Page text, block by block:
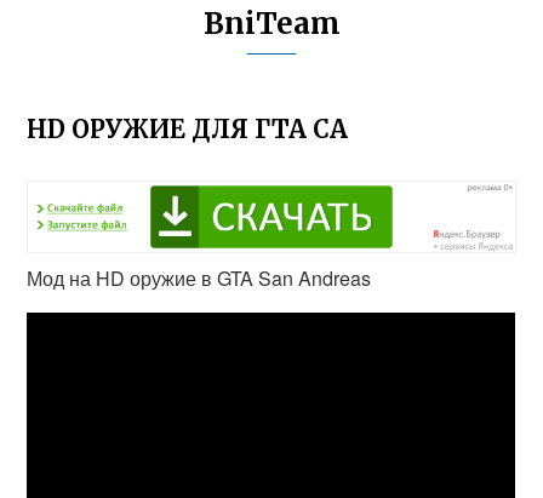
BniTeam
HD ОРУЖИЕ ДЛЯ ГТА СА
Мод на HD оружие в GTA San Andreas